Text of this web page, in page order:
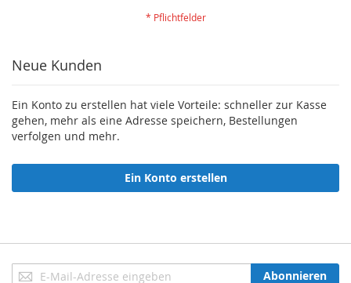
Neue Kunden
Ein Konto zu erstellen hat viele Vorteile: schneller zur Kasse
gehen, mehr als eine Adresse speichern, Bestellungen
verfolgen und mehr.
Ein Konto erstellen
Anmeldung
Abonnieren